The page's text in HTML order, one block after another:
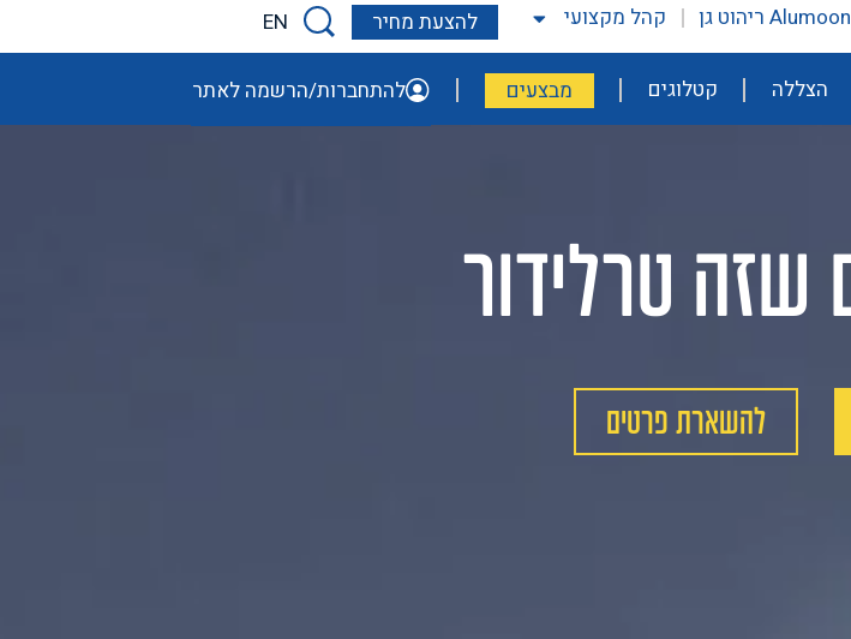
Alumoon ריהוט גן קהל מקצועי להצעת מחיר EN
הצללה קטלוגים מבצעים להתחברות/הרשמה לאתר
שזה טרלידור
להשארת פרטים